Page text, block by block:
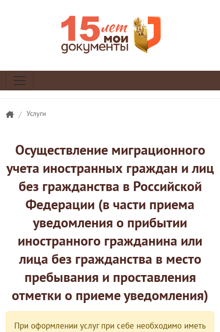
/ Услуги
Осуществление миграционного
учета иностранных граждан и лиц
без гражданства в Российской
Федерации (в части приема
уведомления о прибытии
иностранного гражданина или
лица без гражданства в место
пребывания и проставления
отметки о приеме уведомления)
При оформлении услуг при себе необходимо иметь